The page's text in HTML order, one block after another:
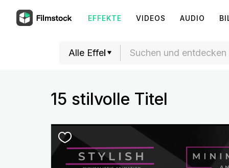
EFFEKTE VIDEOS AUDIO
15 stilvolle Titel